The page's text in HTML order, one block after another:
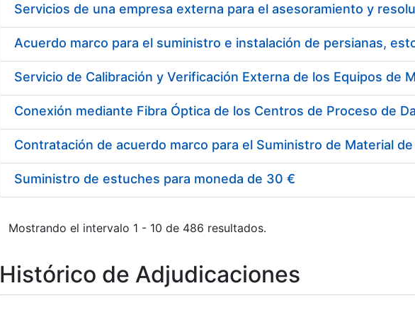
Acuerdo marco para el suministro e instalación de persianas,
Suministro de estuches para moneda de 30 €
Mostrando el intervalo 1 - 10 de 486 resultados.
Histórico de Adjudicaciones